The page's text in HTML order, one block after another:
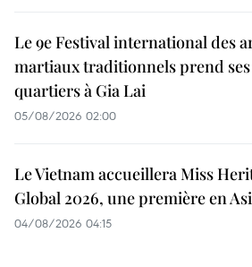
Le 9e Festival international des
martiaux traditionnels prend ses
quartiers à Gia Lai
05/08/2026 02:00
Le Vietnam accueillera Miss
Global 2026, une première en
04/08/2026 04:15